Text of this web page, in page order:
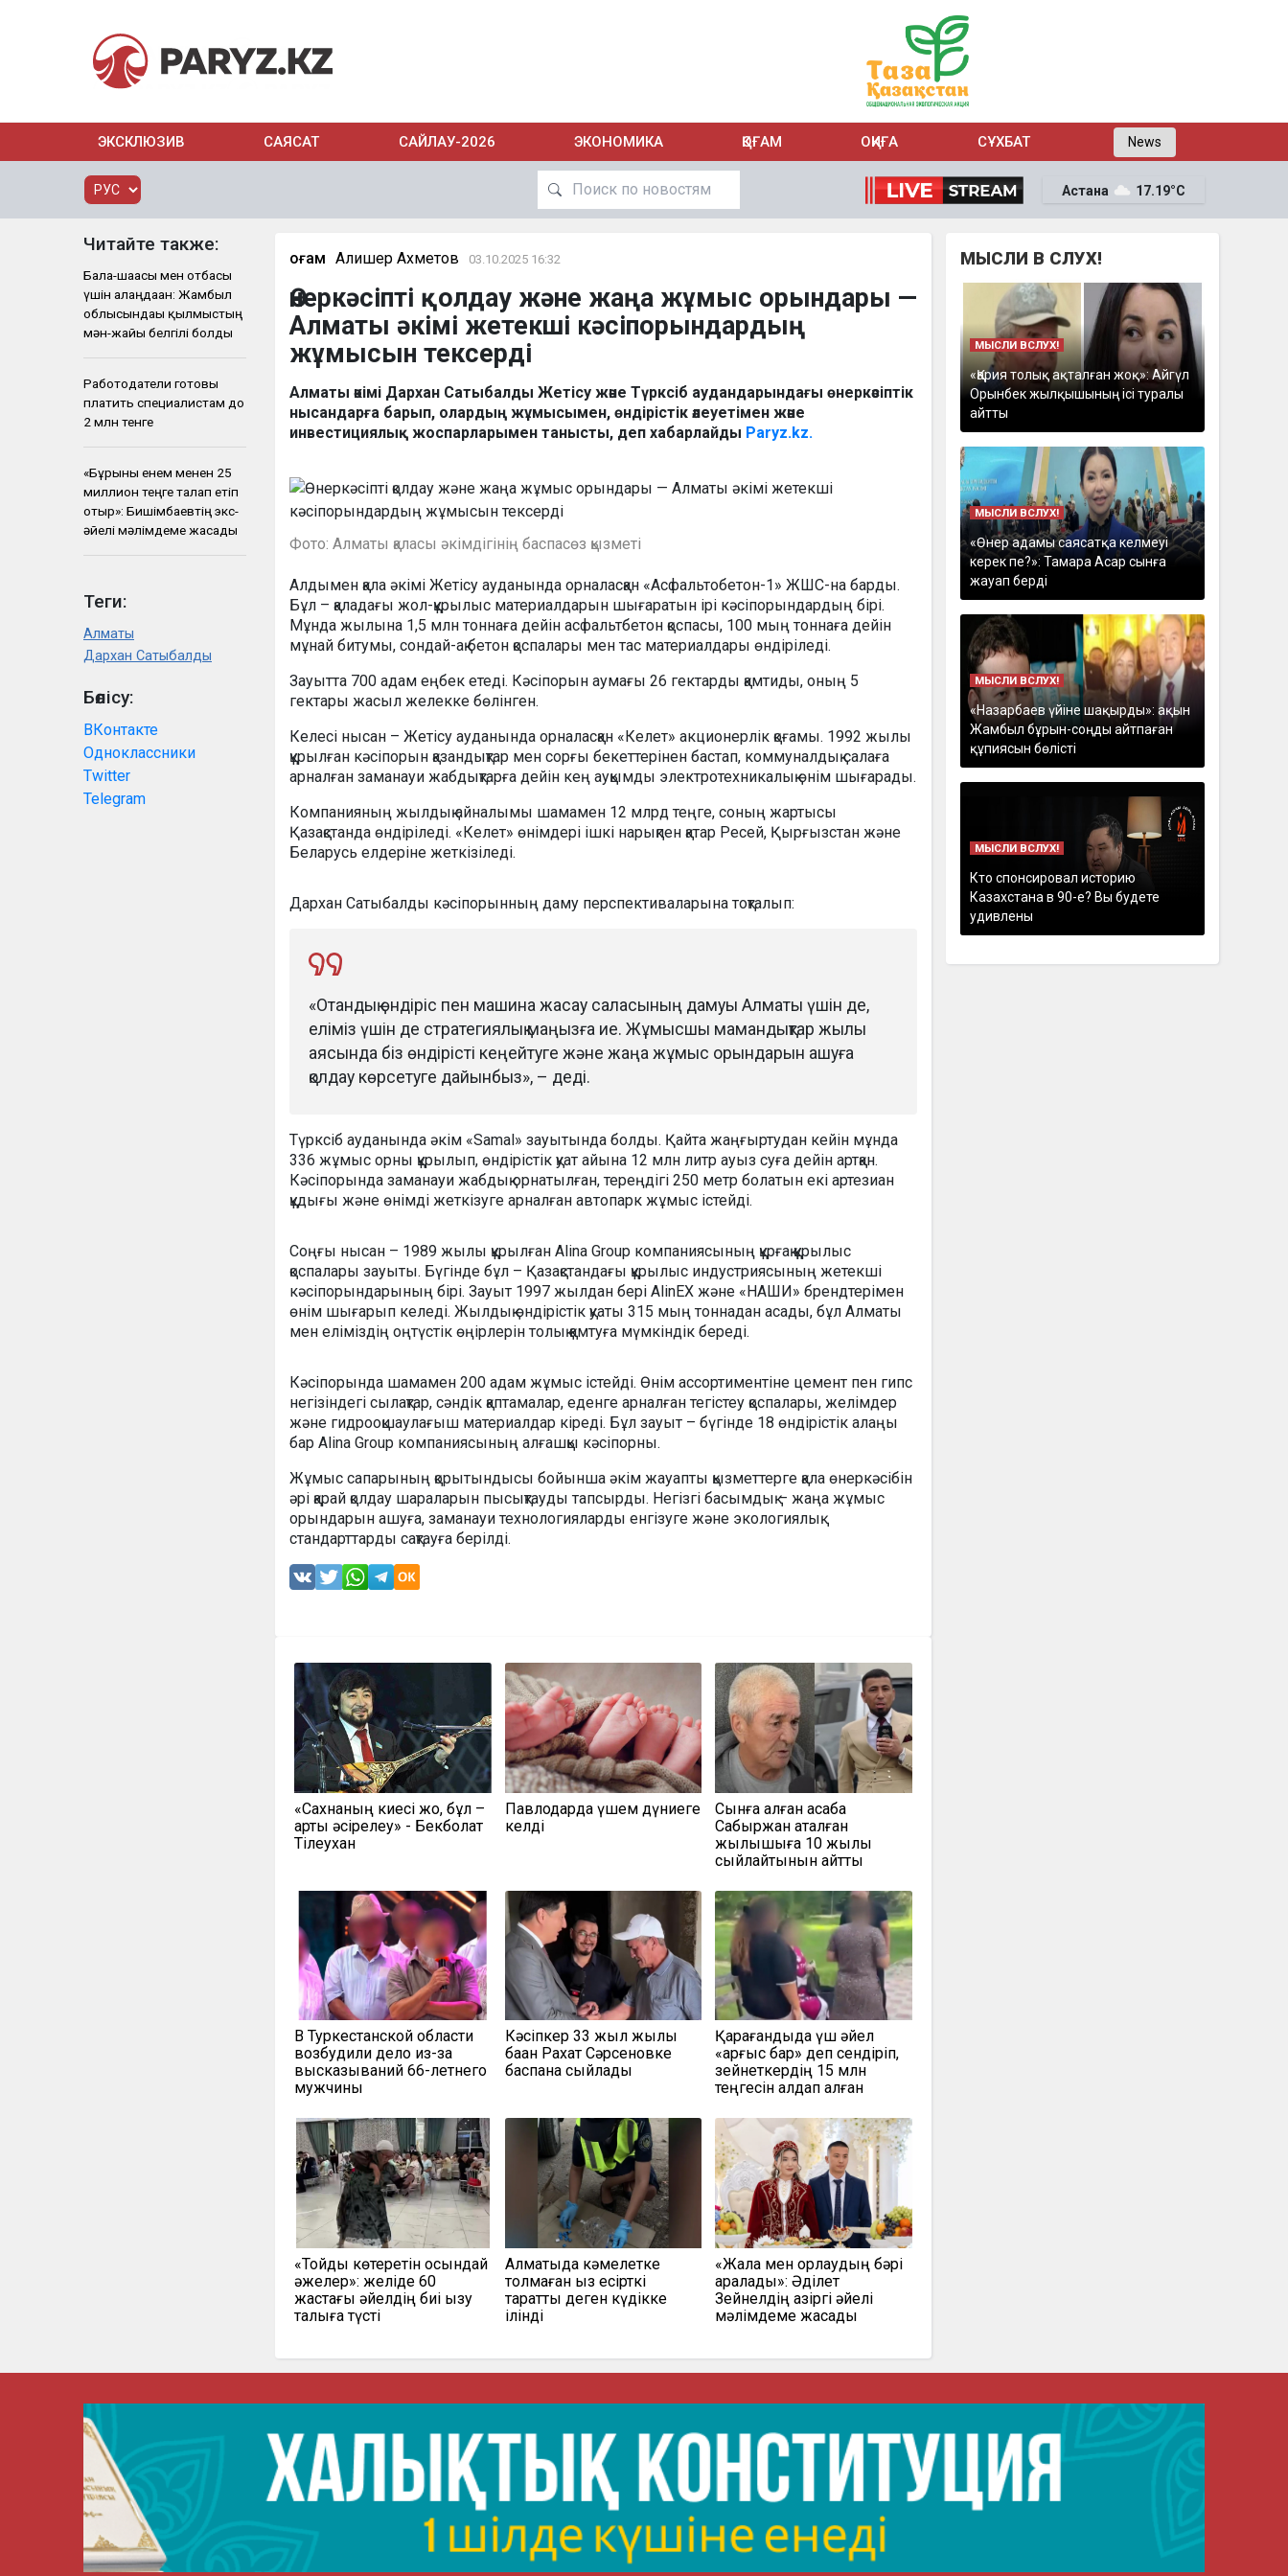
ЭКСКЛЮЗИВ САЯСАТ САЙЛАУ-2026 ЭКОНОМИКА ҚОҒАМ ОҚИҒА СҰХБАТ News
Астана 17.19°C
Читайте также:
Бала-шағасы мен отбасы
үшін алаңдаған: Жамбыл
облысындағы қылмыстың
мән-жайы белгілі болды
Работодатели готовы
платить специалистам до
2 млн тенге
«Бұрынғы енем менен 25
миллион теңге талап етіп
отыр»: Бишімбаевтің экс-
әйелі мәлімдеме жасады
Теги:
Алматы
Дархан Сатыбалды
Бөлісу:
ВКонтакте
Одноклассники
Twitter
Telegram
Қоғам Алишер Ахметов 03.10.2025 16:32
Өнеркәсіпті қолдау және жаңа жұмыс орындары —
Алматы әкімі жетекші кәсіпорындардың
жұмысын тексерді
Алматы әкімі Дархан Сатыбалды Жетісу және Түрксіб аудандарындағы өнеркәсіптік
нысандарға барып, олардың жұмысымен, өндірістік әлеуетімен және
инвестициялық жоспарларымен танысты, деп хабарлайды Paryz.kz.
Фото: Алматы қаласы әкімдігінің баспасөз қызметі
Алдымен қала әкімі Жетісу ауданында орналасқан «Асфальтобетон-1» ЖШС-на барды.
Бұл – қаладағы жол-құрылыс материалдарын шығаратын ірі кәсіпорындардың бірі.
Мұнда жылына 1,5 млн тоннаға дейін асфальтбетон қоспасы, 100 мың тоннаға дейін
мұнай битумы, сондай-ақ бетон қоспалары мен тас материалдары өндіріледі.
Зауытта 700 адам еңбек етеді. Кәсіпорын аумағы 26 гектарды қамтиды, оның 5
гектары жасыл желекке бөлінген.
Келесі нысан – Жетісу ауданында орналасқан «Келет» акционерлік қоғамы. 1992 жылы
құрылған кәсіпорын қазандықтар мен сорғы бекеттерінен бастап, коммуналдық салаға
арналған заманауи жабдықтарға дейін кең ауқымды электротехникалық өнім шығарады.
Компанияның жылдық айналымы шамамен 12 млрд теңге, соның жартысы
Қазақстанда өндіріледі. «Келет» өнімдері ішкі нарықпен қатар Ресей, Қырғызстан және
Беларусь елдеріне жеткізіледі.
Дархан Сатыбалды кәсіпорынның даму перспективаларына тоқталып:
«Отандық өндіріс пен машина жасау саласының дамуы Алматы үшін де,
еліміз үшін де стратегиялық маңызға ие. Жұмысшы мамандықтар жылы
аясында біз өндірісті кеңейтуге және жаңа жұмыс орындарын ашуға
қолдау көрсетуге дайынбыз», – деді.
Түрксіб ауданында әкім «Samal» зауытында болды. Қайта жаңғыртудан кейін мұнда
336 жұмыс орны құрылып, өндірістік қуат айына 12 млн литр ауыз суға дейін артқан.
Кәсіпорында заманауи жабдық орнатылған, тереңдігі 250 метр болатын екі артезиан
құдығы және өнімді жеткізуге арналған автопарк жұмыс істейді.
Соңғы нысан – 1989 жылы құрылған Alina Group компаниясының құрғақ құрылыс
қоспалары зауыты. Бүгінде бұл – Қазақстандағы құрылыс индустриясының жетекші
кәсіпорындарының бірі. Зауыт 1997 жылдан бері AlinEX және «НАШИ» брендтерімен
өнім шығарып келеді. Жылдық өндірістік қуаты 315 мың тоннадан асады, бұл Алматы
мен еліміздің оңтүстік өңірлерін толық қамтуға мүмкіндік береді.
Кәсіпорында шамамен 200 адам жұмыс істейді. Өнім ассортиментіне цемент пен гипс
негізіндегі сылақтар, сәндік қаптамалар, еденге арналған тегістеу қоспалары, желімдер
және гидрооқшаулағыш материалдар кіреді. Бұл зауыт – бүгінде 18 өндірістік алаңы
бар Alina Group компаниясының алғашқы кәсіпорны.
Жұмыс сапарының қорытындысы бойынша әкім жауапты қызметтерге қала өнеркәсібін
әрі қарай қолдау шараларын пысықтауды тапсырды. Негізгі басымдық – жаңа жұмыс
орындарын ашуға, заманауи технологияларды енгізуге және экологиялық
стандарттарды сақтауға берілді.
«Сахнаның киесі жоқ, бұл –
артық әсірелеу» - Бекболат
Тілеухан
Павлодарда үшем дүниеге
келді
Сынға қалған асаба
Сабыржан ақталған
жылқышыға 10 жылқы
сыйлайтынын айтты
В Туркестанской области
возбудили дело из-за
высказываний 66-летнего
мужчины
Кәсіпкер 33 жыл жылқы
баққан Рахат Сәрсеновке
баспана сыйлады
Қарағандыда үш әйел
«қарғыс бар» деп сендіріп,
зейнеткердің 15 млн
теңгесін алдап алған
«Тойды көтеретін осындай
әжелер»: желіде 60
жастағы әйелдің биі қызу
талқыға түсті
Алматыда кәмелетке
толмаған қыз есірткі
таратты деген күдікке
ілінді
«Жала мен қорлаудың бәрі
қаралады»: Әділет
Зейнелдің қазіргі әйелі
мәлімдеме жасады
МЫСЛИ В СЛУХ!
МЫСЛИ ВСЛУХ!
«Қария толық ақталған жоқ»: Айгүл
Орынбек жылқышының ісі туралы
айтты
МЫСЛИ ВСЛУХ!
«Өнер адамы саясатқа келмеуі
керек пе?»: Тамара Асар сынға
жауап берді
МЫСЛИ ВСЛУХ!
«Назарбаев үйіне шақырды»: ақын
Жамбыл бұрын-соңды айтпаған
құпиясын бөлісті
МЫСЛИ ВСЛУХ!
Кто спонсировал историю
Казахстана в 90-е? Вы будете
удивлены